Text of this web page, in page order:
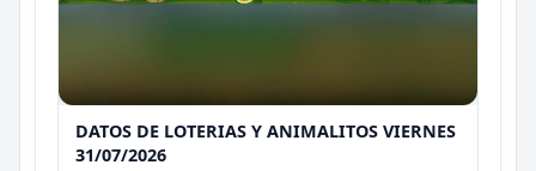
DATOS DE LOTERIAS Y ANIMALITOS VIERNES
31/07/2026